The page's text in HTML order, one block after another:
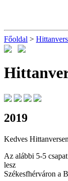
Főoldal >
2019
Kedves
Az alábbi 5-5
lesz
Székesfhérváron a